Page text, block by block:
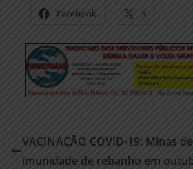
Facebook X
VACINAÇÃO COVID-19: Minas
imunidade de rebanho em